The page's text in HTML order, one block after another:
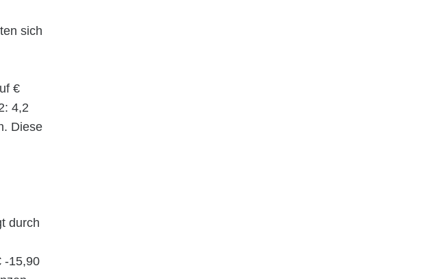
sich
€
4,2
Diese
durch
-15,90